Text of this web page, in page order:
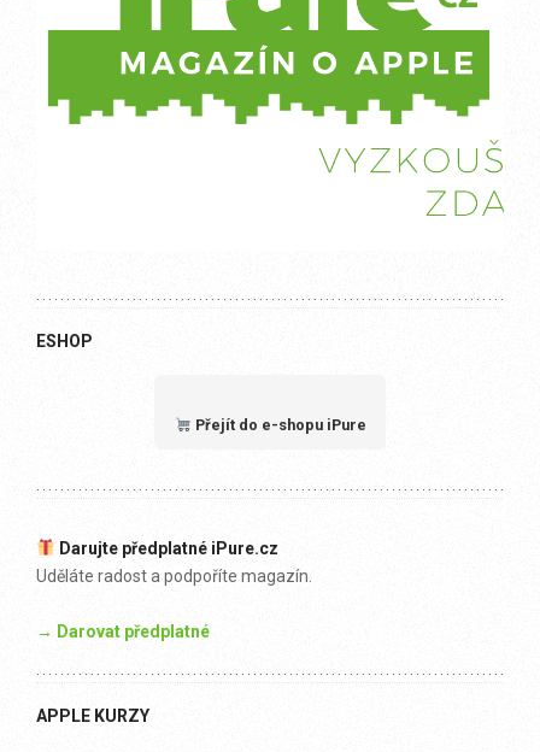
ESHOP
Přejít do e-shopu iPure
Darujte předplatné iPure.cz
Uděláte radost a podpoříte magazín.
→ Darovat předplatné
APPLE KURZY